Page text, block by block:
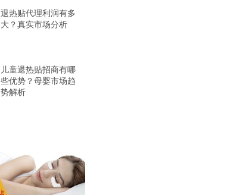
退热贴代理利润有多
大？真实市场分析
儿童退热贴招商有哪
些优势？母婴市场趋
势解析